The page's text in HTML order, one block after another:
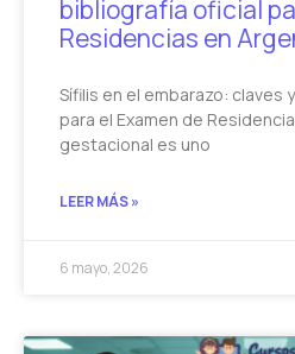
bibliografía oficial
Residencias en
Sífilis en el embarazo: claves
para el Examen de
gestacional es uno
LEER MÁS »
6 mayo, 2026